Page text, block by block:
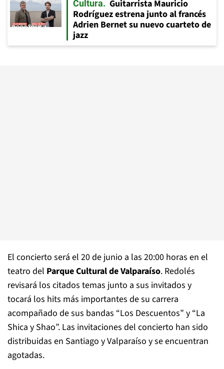
Cultura
Guitarrista Mauricio
Rodríguez estrena junto al francés
Adrien Bernet su nuevo cuarteto de
jazz
El concierto será el 20 de junio a las 20:00 horas en el
teatro del Parque Cultural de Valparaíso. Redolés
revisará los citados temas junto a sus invitados y
tocará los hits más importantes de su carrera
acompañado de sus bandas “Los Descuentos” y “La
Shica y Shao”. Las invitaciones del concierto han sido
distribuidas en Santiago y Valparaíso y se encuentran
agotadas.